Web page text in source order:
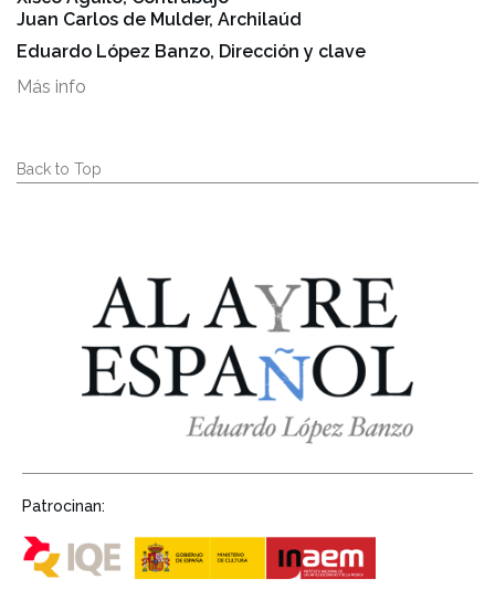
Juan Carlos de Mulder, Archilaúd
Eduardo López Banzo, Dirección y clave
Más info
Back to Top
Patrocinan: